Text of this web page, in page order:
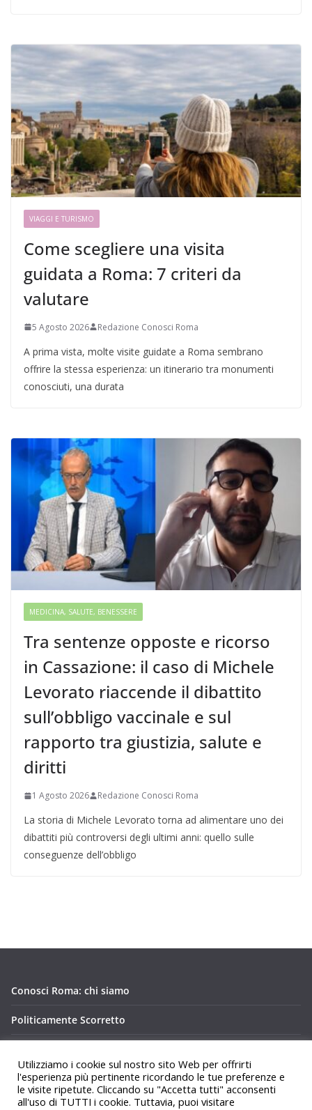
VIAGGI E TURISMO
Come scegliere una visita
guidata a Roma: 7 criteri da
valutare
5 Agosto 2026 Redazione Conosci Roma
A prima vista, molte visite guidate a Roma sembrano
offrire la stessa esperienza: un itinerario tra monumenti
conosciuti, una durata
MEDICINA, SALUTE, BENESSERE
Tra sentenze opposte e ricorso
in Cassazione: il caso di Michele
Levorato riaccende il dibattito
sull’obbligo vaccinale e sul
rapporto tra giustizia, salute e
diritti
1 Agosto 2026 Redazione Conosci Roma
La storia di Michele Levorato torna ad alimentare uno dei
dibattiti più controversi degli ultimi anni: quello sulle
conseguenze dell’obbligo
Conosci Roma: chi siamo
Politicamente Scorretto
Utilizziamo i cookie sul nostro sito Web per offrirti
l'esperienza più pertinente ricordando le tue preferenze e
le visite ripetute. Cliccando su "Accetta tutti" acconsenti
all'uso di TUTTI i cookie. Tuttavia, puoi visitare